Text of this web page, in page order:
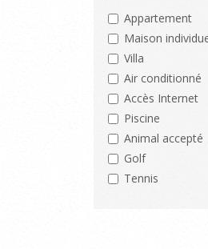
Appartement
Maison
Villa
Air conditionné
Accès Internet
Piscine
Animal accepté
Golf
Tennis